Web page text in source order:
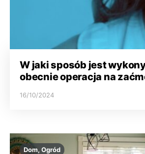
W jaki sposób jest
obecnie operacja na
16/10/2024
Dom, Ogród